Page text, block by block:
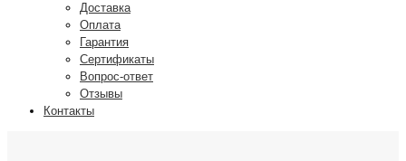
Доставка
Оплата
Гарантия
Сертификаты
Вопрос-ответ
Отзывы
Контакты